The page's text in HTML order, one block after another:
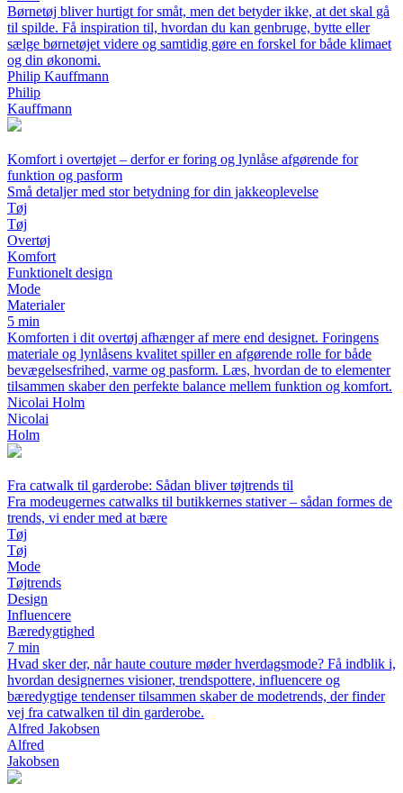
Børnetøj bliver hurtigt for småt, men det betyder ikke, at det skal gå
til spilde. Få inspiration til, hvordan du kan genbruge, bytte eller
sælge børnetøjet videre og samtidig gøre en forskel for både klimaet
og din økonomi.
Philip Kauffmann
Philip
Kauffmann
Komfort i overtøjet – derfor er foring og lynlåse afgørende for
funktion og pasform
Små detaljer med stor betydning for din jakkeoplevelse
Tøj
Tøj
Overtøj
Komfort
Funktionelt design
Mode
Materialer
5 min
Komforten i dit overtøj afhænger af mere end designet. Foringens
materiale og lynlåsens kvalitet spiller en afgørende rolle for både
bevægelsesfrihed, varme og pasform. Læs, hvordan de to elementer
tilsammen skaber den perfekte balance mellem funktion og komfort.
Nicolai Holm
Nicolai
Holm
Fra catwalk til garderobe: Sådan bliver tøjtrends til
Fra modeugernes catwalks til butikkernes stativer – sådan formes de
trends, vi ender med at bære
Tøj
Tøj
Mode
Tøjtrends
Design
Influencere
Bæredygtighed
7 min
Hvad sker der, når haute couture møder hverdagsmode? Få indblik i,
hvordan designernes visioner, trendspottere, influencere og
bæredygtige tendenser tilsammen skaber de modetrends, der finder
vej fra catwalken til din garderobe.
Alfred Jakobsen
Alfred
Jakobsen